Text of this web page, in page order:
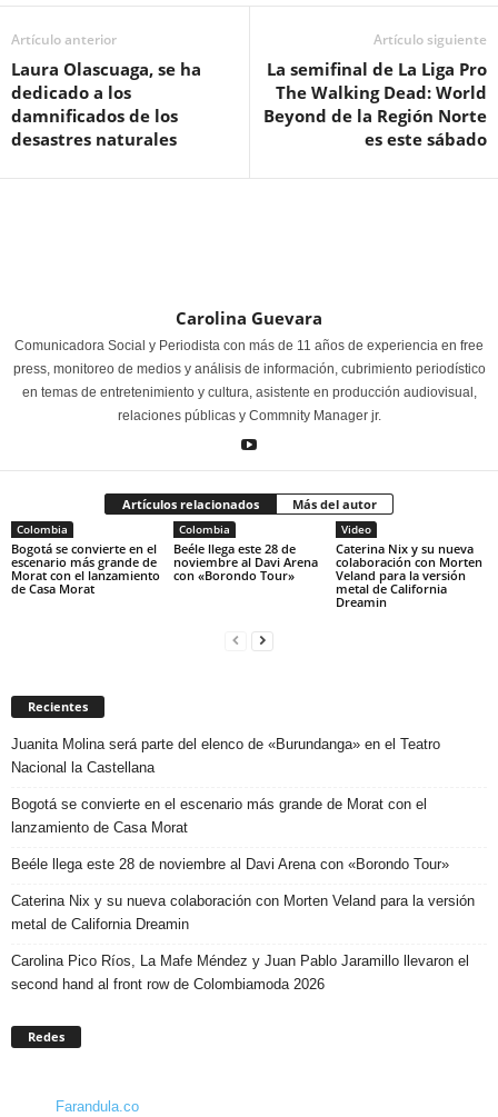
Artículo anterior
Laura Olascuaga, se ha
dedicado a los
damnificados de los
desastres naturales
Artículo siguiente
La semifinal de La Liga Pro
The Walking Dead: World
Beyond de la Región Norte
es este sábado
Carolina Guevara
Comunicadora Social y Periodista con más de 11 años de experiencia en free
press, monitoreo de medios y análisis de información, cubrimiento periodístico
en temas de entretenimiento y cultura, asistente en producción audiovisual,
relaciones públicas y Commnity Manager jr.
Artículos relacionados Más del autor
Colombia
Bogotá se convierte en el
escenario más grande de
Morat con el lanzamiento
de Casa Morat
Colombia
Beéle llega este 28 de
noviembre al Davi Arena
con «Borondo Tour»
Video
Caterina Nix y su nueva
colaboración con Morten
Veland para la versión
metal de California
Dreamin
Recientes
Juanita Molina será parte del elenco de «Burundanga» en el Teatro
Nacional la Castellana
Bogotá se convierte en el escenario más grande de Morat con el
lanzamiento de Casa Morat
Beéle llega este 28 de noviembre al Davi Arena con «Borondo Tour»
Caterina Nix y su nueva colaboración con Morten Veland para la versión
metal de California Dreamin
Carolina Pico Ríos, La Mafe Méndez y Juan Pablo Jaramillo llevaron el
second hand al front row de Colombiamoda 2026
Redes
Farandula.co